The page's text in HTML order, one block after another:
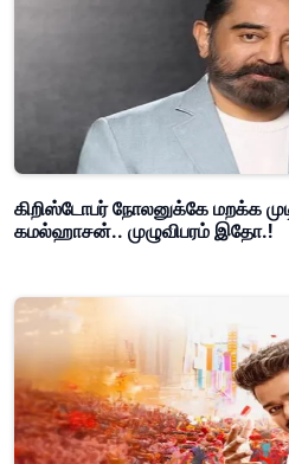
கிறிஸ்டோபர் நோலனுக்கே மறக்க
கமல்ஹாசன்.. முழுவிபரம் இதோ.!